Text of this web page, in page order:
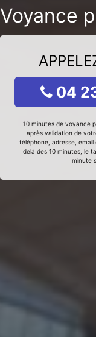
Voyance
04
10 minutes de voyance
après validation de
téléphone, adresse,
delà des 10 minutes, le
minute